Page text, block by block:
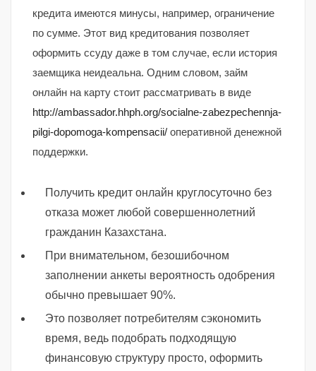
кредита имеются минусы, например, ограничение
по сумме. Этот вид кредитования позволяет
оформить ссуду даже в том случае, если история
заемщика неидеальна. Одним словом, займ
онлайн на карту стоит рассматривать в виде
http://ambassador.hhph.org/socialne-zabezpechennja-
pilgi-dopomoga-kompensacii/ оперативной денежной
поддержки.
Получить кредит онлайн круглосуточно без
отказа может любой совершеннолетний
гражданин Казахстана.
При внимательном, безошибочном
заполнении анкеты вероятность одобрения
обычно превышает 90%.
Это позволяет потребителям сэкономить
время, ведь подобрать подходящую
финансовую структуру просто, оформить